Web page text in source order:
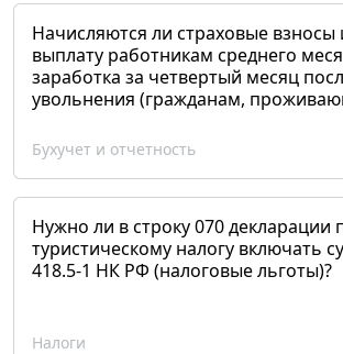
Начисляются ли страховые
выплату работникам среднего
заработка за четвертый месяц
увольнения (гражданам,
Бухучет и отчетность
Нужно ли в строку 070 декларации
туристическому налогу включать
418.5-1 НК РФ (налоговые льготы)?
Налоги